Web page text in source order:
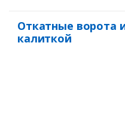
Откатные ворота
калиткой